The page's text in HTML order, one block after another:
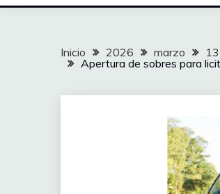
Inicio 2026 marzo
13
Apertura de sobres para